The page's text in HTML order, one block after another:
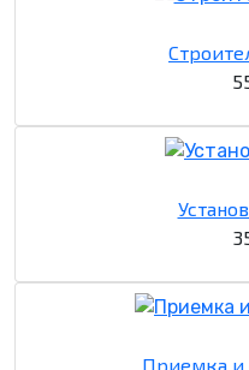
Приемка и